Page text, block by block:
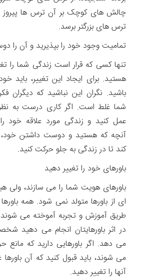
چالش های کوچک بر آن ترس ها پیروز
ترس های بزرگتر برسد.
تمامیت وجود خود را بپذیرید و آن را
تنها کسی که قرار است زندگی شما را
هستید. برای ایجاد این تغییر، باید
باشید. نگران این نباشید که دیگران
شما غلط است. اگر کاری درست به
عمل کنید و زندگی مورد علاقه خود
آنچه که هستید و دوست داشتن
کند تا در زندگی به جلو حرکت کنید.
باورهای خود را تغییر دهید
باورهای هویت شما را می سازند،
ای از باورها متولد نمی شود. همه
طریق آموزش و تجربه آموخته می
در اثر باورهایتان انجام می دهید
می دهد. اگر باورهایی دارید که
می شوند، باید قبول کنید که آن
آنها را تغییر دهید.